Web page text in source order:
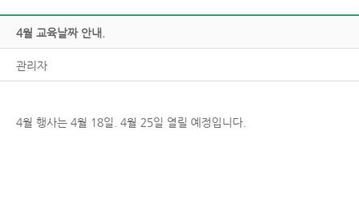
4월교육날짜안내.
관리자
4월행사는4월18일.4월25일열릴예정입니다.